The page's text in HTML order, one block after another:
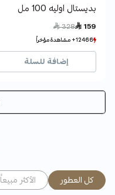
بديستال اوليه 100 مل
 159
Price reduced from
 328
12466+ مشاهدة مؤخراً
410+ بيع مؤخراً
12466+ مشاهدة مؤخراً
410+ بيع مؤخراً
إضافة للسلة
كل العطور الأكثر مبيعاً